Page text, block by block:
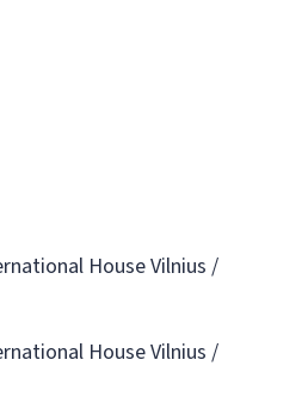
House Vilnius /
House Vilnius /